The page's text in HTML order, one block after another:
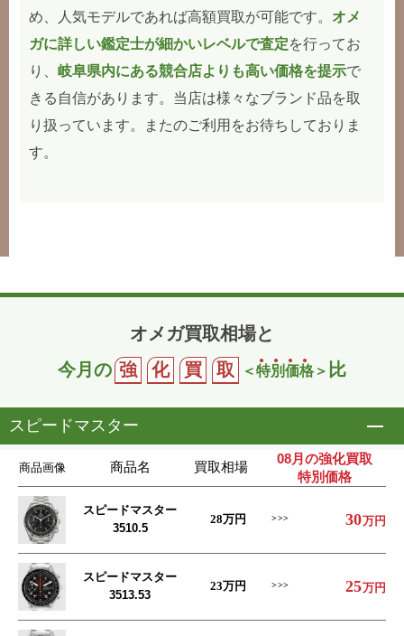
め、人気モデルであれば高額買取が可能です。 オメ
ガに詳しい鑑定士が細かいレベルで査定を行ってお
り、岐阜県内にある競合店よりも高い価格を提示で
きる自信があります。当店は様々なブランド品を取
り扱っています。またのご利用をお待ちしておりま
す。
オメガ買取相場と
今月の 強 化 買 取 ＜特別価格 ＞ 比
スピードマスター
商品画像 商品名 買取相場
08月の強化買取
特別価格
スピードマスター
3510.5
28万円 30万円
スピードマスター
3513.53
23万円 25万円